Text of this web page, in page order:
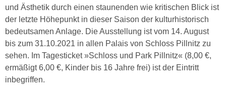
und Ästhetik durch einen staunenden wie kritischen Blick ist
der letzte Höhepunkt in dieser Saison der kulturhistorisch
bedeutsamen Anlage. Die Ausstellung ist vom 14. August
bis zum 31.10.2021 in allen Palais von Schloss Pillnitz zu
sehen. Im Tagesticket »Schloss und Park Pillnitz« (8,00 €,
ermäßigt 6,00 €, Kinder bis 16 Jahre frei) ist der Eintritt
inbegriffen.